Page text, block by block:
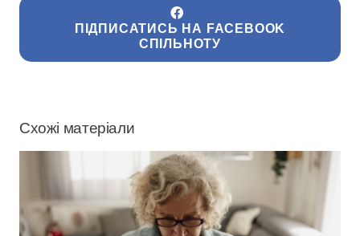
ПІДПИСАТИСЬ НА FACEBOOK
СПІЛЬНОТУ
Схожі матеріали